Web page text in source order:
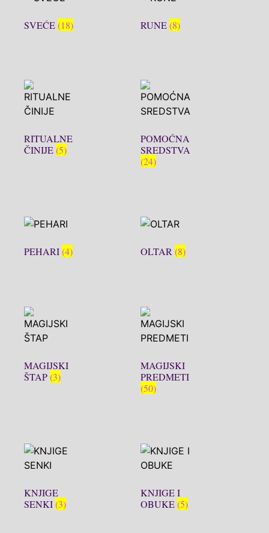
SVEĆE(18) RUNE(8)
RITUALNE
ČINIJE(5)
POMOĆNA
SREDSTVA
(24)
PEHARI(4) OLTAR(8)
MAGIJSKI
ŠTAP(3)
MAGIJSKI
PREDMETI
(50)
KNJIGE
SENKI(3)
KNJIGE I
OBUKE(5)